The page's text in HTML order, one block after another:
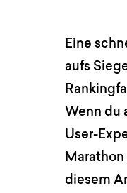
Eine
aufs
Wenn du
User-
Marathon
diesem